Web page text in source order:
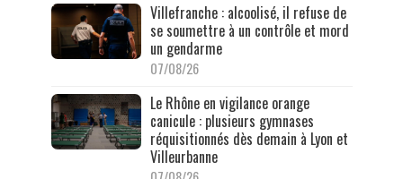
Villefranche : alcoolisé, il refuse de
se soumettre à un contrôle et mord
un gendarme
07/08/26
Le Rhône en vigilance orange
canicule : plusieurs gymnases
réquisitionnés dès demain à Lyon et
Villeurbanne